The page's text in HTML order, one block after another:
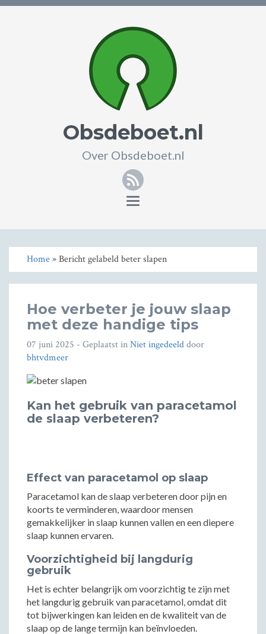
Obsdeboet.nl
Over Obsdeboet.nl
RSS
Toggle
Home» Bericht gelabeld beter slapen
Hoe verbeter je jouw slaap
met deze handige tips
07 juni 2025 - Geplaatst inNiet ingedeelddoor
bhtvdmeer
Kan het gebruik van paracetamol
de slaap verbeteren?
Effect van paracetamol op slaap
Paracetamol kan de slaap verbeteren door pijn en
koorts te verminderen, waardoor mensen
gemakkelijker in slaap kunnen vallen en een diepere
slaap kunnen ervaren.
Voorzichtigheid bij langdurig
gebruik
Het is echter belangrijk om voorzichtig te zijn met
het langdurig gebruik van paracetamol, omdat dit
tot bijwerkingen kan leiden en de kwaliteit van de
slaap op de lange termijn kan beïnvloeden.